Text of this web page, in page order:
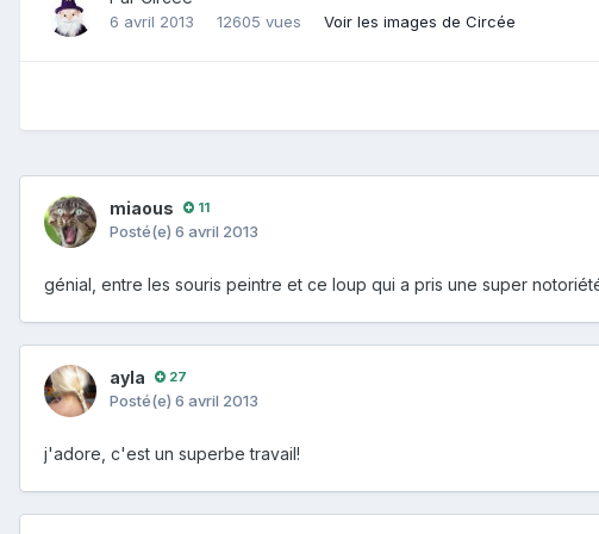
6 avril 2013 12605 vues Voir les images de Circée
miaous 11
Posté(e) 6 avril 2013
génial, entre les souris peintre et ce loup qui a pris une super
ayla 27
Posté(e) 6 avril 2013
j'adore, c'est un superbe travail!